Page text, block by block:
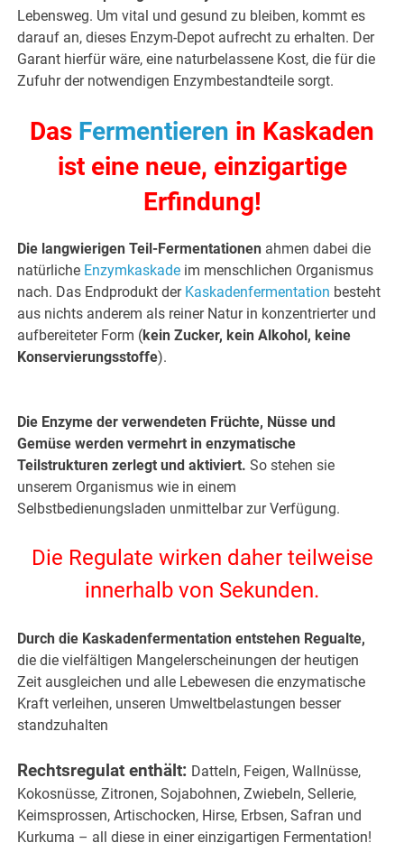
Lebensweg. Um vital und gesund zu bleiben, kommt es
darauf an, dieses Enzym-Depot aufrecht zu erhalten. Der
Garant hierfür wäre, eine naturbelassene Kost, die für die
Zufuhr der notwendigen Enzymbestandteile sorgt.
Das Fermentieren in Kaskaden
ist eine neue, einzigartige
Erfindung!
Die langwierigen Teil-Fermentationen ahmen dabei die
natürliche Enzymkaskade im menschlichen Organismus
nach. Das Endprodukt der Kaskadenfermentation besteht
aus nichts anderem als reiner Natur in konzentrierter und
aufbereiteter Form (kein Zucker, kein Alkohol, keine
Konservierungsstoffe).
Die Enzyme der verwendeten Früchte, Nüsse und
Gemüse werden vermehrt in enzymatische
Teilstrukturen zerlegt und aktiviert. So stehen sie
unserem Organismus wie in einem
Selbstbedienungsladen unmittelbar zur Verfügung.
Die Regulate wirken daher teilweise
innerhalb von Sekunden.
Durch die Kaskadenfermentation entstehen Regualte,
die die vielfältigen Mangelerscheinungen der heutigen
Zeit ausgleichen und alle Lebewesen die enzymatische
Kraft verleihen, unseren Umweltbelastungen besser
standzuhalten
Rechtsregulat enthält: Datteln, Feigen, Wallnüsse,
Kokosnüsse, Zitronen, Sojabohnen, Zwiebeln, Sellerie,
Keimsprossen, Artischocken, Hirse, Erbsen, Safran und
Kurkuma – all diese in einer einzigartigen Fermentation!